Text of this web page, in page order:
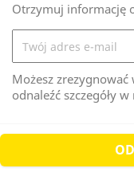
Otrzymuj informację
Możesz
odnaleźć szczegóły